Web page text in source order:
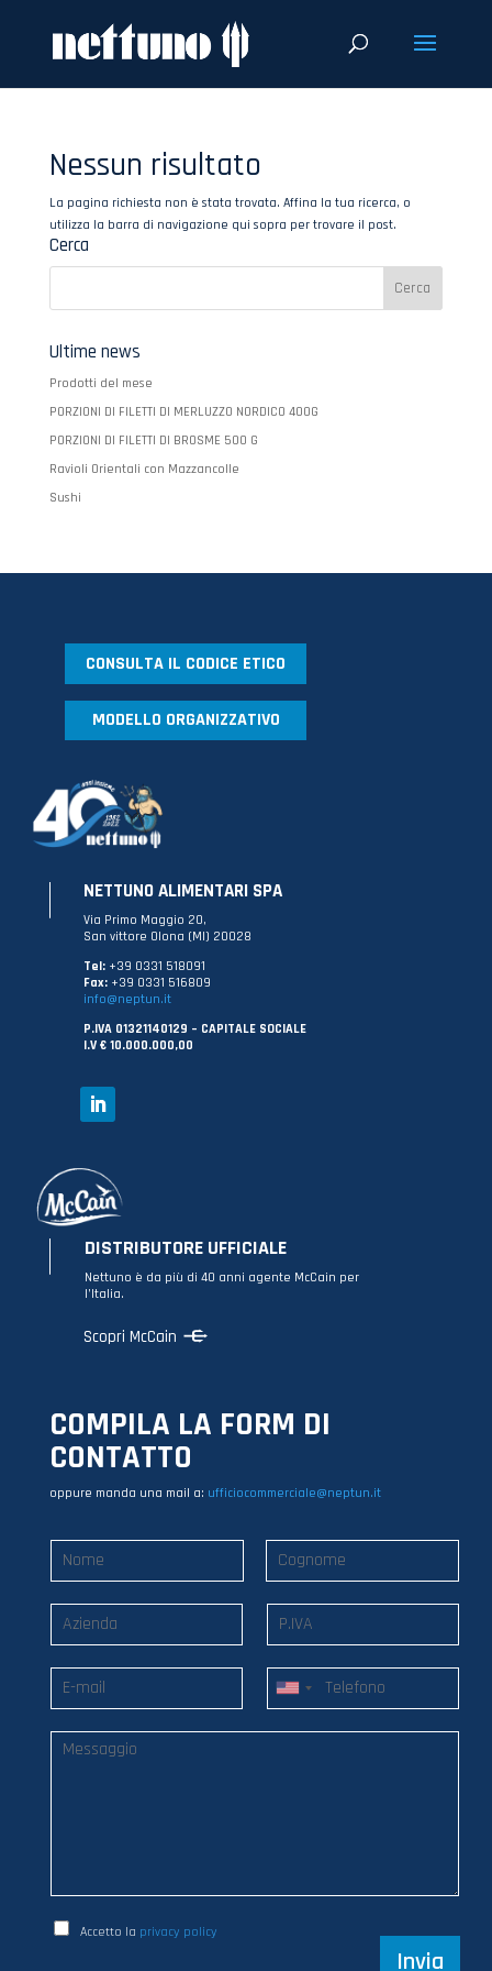
Nessun risultato
La pagina richiesta non è stata trovata. Affina la tua ricerca, o
utilizza la barra di navigazione qui sopra per trovare il post.
Cerca
Ultime news
Prodotti del mese
PORZIONI DI FILETTI DI MERLUZZO NORDICO 400G
PORZIONI DI FILETTI DI BROSME 500 G
Ravioli Orientali con Mazzancolle
Sushi
CONSULTA IL CODICE ETICO
MODELLO ORGANIZZATIVO
NETTUNO ALIMENTARI SPA
Via Primo Maggio 20,
San vittore Olona (MI) 20028
Tel: +39 0331 518091
Fax: +39 0331 516809
info@neptun.it
P.IVA 01321140129 – CAPITALE SOCIALE
I.V € 10.000.000,00
DISTRIBUTORE UFFICIALE
Nettuno è da più di 40 anni agente McCain per
l’Italia.
Scopri McCain
COMPILA LA FORM DI
CONTATTO
oppure manda una mail a: ufficiocommerciale@neptun.it
Accetto la privacy policy
Invia